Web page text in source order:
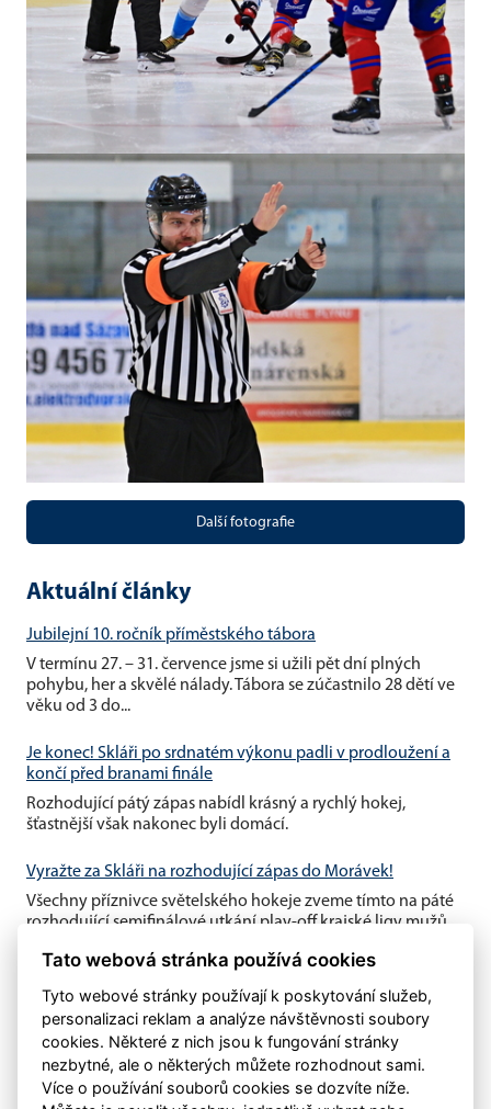
Další fotografie
Aktuální články
Jubilejní 10. ročník příměstského tábora
V termínu 27. – 31. července jsme si užili pět dní plných
pohybu, her a skvělé nálady. Tábora se zúčastnilo 28 dětí ve
věku od 3 do...
Je konec! Skláři po srdnatém výkonu padli v prodloužení a
končí před branami finále
Rozhodující pátý zápas nabídl krásný a rychlý hokej,
šťastnější však nakonec byli domácí.
Vyražte za Skláři na rozhodující zápas do Morávek!
Všechny příznivce světelského hokeje zveme tímto na páté
rozhodující semifinálové utkání play-off krajské ligy mužů,
Tato webová stránka používá cookies
Tyto webové stránky používají k poskytování služeb,
personalizaci reklam a analýze návštěvnosti soubory
cookies. Některé z nich jsou k fungování stránky
nezbytné, ale o některých můžete rozhodnout sami.
Více o používání souborů cookies se dozvíte níže.